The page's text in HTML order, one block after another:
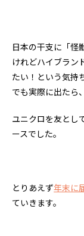
日本の干支に「怪
けれどハイブラン
たい！という気持
でも実際に出たら
ユニクロを友とし
ースでした。
とりあえず年末に
ていきます。